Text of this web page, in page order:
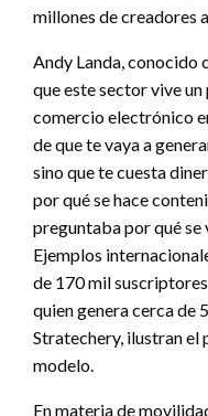
millones de creadores
Andy Landa, conocido
que este sector vive
comercio electrónico
de que te vaya a
sino que te cuesta
por qué se hace
preguntaba por qué se
Ejemplos
de 170 mil
quien genera cerca de
Stratechery, ilustran el
modelo.
En materia de